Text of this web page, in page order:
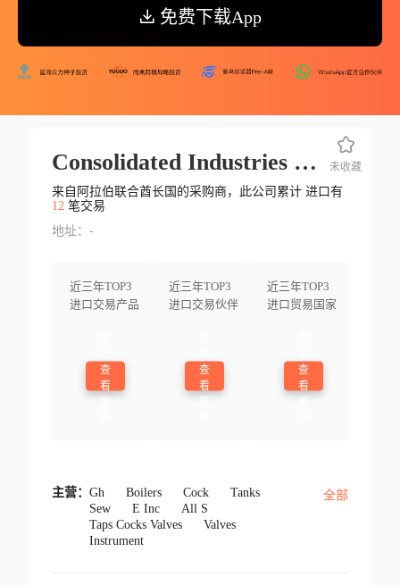
免费下载App
Consolidated Industries Supplies
来自阿拉伯联合酋长国的采购商，此公司累计 进口有
12笔交易
地址：-
近三年TOP3
进口交易产品
查
看
近三年TOP3
进口交易伙伴
查
看
近三年TOP3
进口贸易国家
查
看
未收藏
主营： Gh Boilers Cock
Tanks
Sew
E Inc
All S
Taps Cocks Valves
Valves
Instrument
全部